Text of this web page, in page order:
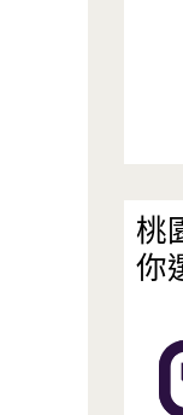
桃
你